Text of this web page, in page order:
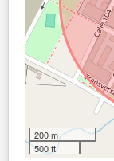
200 m
500 ft